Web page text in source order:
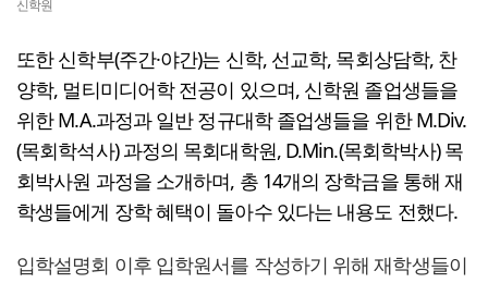
신학원
또한 신학부(주간·야간)는 신학, 선교학, 목회상담학, 찬
양학, 멀티미디어학 전공이 있으며, 신학원 졸업생들을
위한 M.A.과정과 일반 정규대학 졸업생들을 위한 M.Div.
(목회학석사) 과정의 목회대학원, D.Min.(목회학박사) 목
회박사원 과정을 소개하며, 총 14개의 장학금을 통해 재
학생들에게 장학 혜택이 돌아수 있다는 내용도 전했다.
입학설명회 이후 입학원서를 작성하기 위해 재학생들이